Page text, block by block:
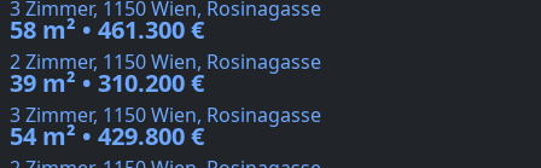
3 Zimmer, 1150 Wien, Rosinagasse
58 m² • 461.300 €
2 Zimmer, 1150 Wien, Rosinagasse
39 m² • 310.200 €
3 Zimmer, 1150 Wien, Rosinagasse
54 m² • 429.800 €